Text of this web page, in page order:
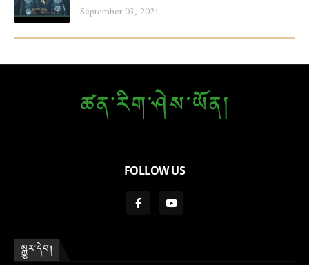
September 03, 2021
FOLLOW US
སྒྱུར་དེབ།